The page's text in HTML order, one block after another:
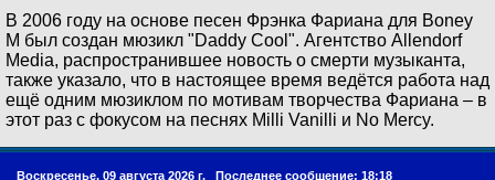
В 2006 году на основе песен Фрэнка Фариана для Boney
M был создан мюзикл "Daddy Cool". Агентство Allendorf
Media, распространившее новость о смерти музыканта,
также указало, что в настоящее время ведётся работа над
ещё одним мюзиклом по мотивам творчества Фариана – в
этот раз с фокусом на песнях Milli Vanilli и No Mercy.
Воскресенье, 09 августа 2026 г. Последнее сообщение: 18:18